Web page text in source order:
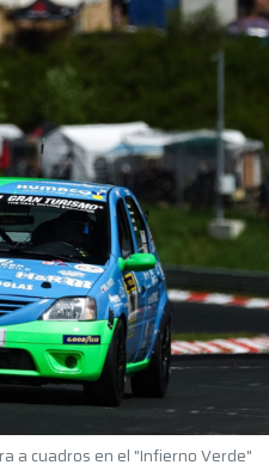
a cuadros en el "Infierno Verde"